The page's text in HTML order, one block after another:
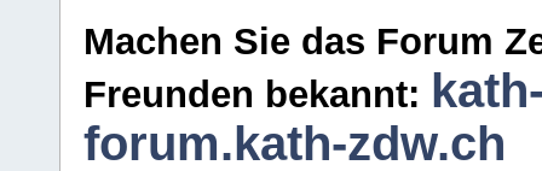
Machen Sie das Forum
Freunden bekannt:
forum.kath-zdw.ch